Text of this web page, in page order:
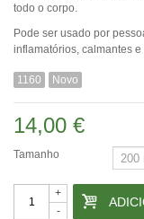
todo o corpo.
Pode ser usado por
inflamatórios, calmantes
1160 Novo
14,00 €
Tamanho
-
+